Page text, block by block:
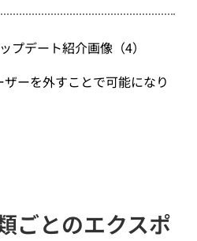
ーを外すことで可能になり
ごとのエクスポ